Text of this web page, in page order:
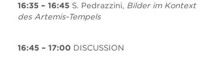
16:35 – 16:45 S. Pedrazzini, Bilder im Kontext
des Artemis-Tempels
16:45 – 17:00 DISCUSSION